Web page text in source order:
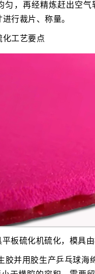
匀，再经精炼赶出空
行裁片、称量。
化工艺要点
板硫化机硫化，模具
胶并用胶生产乒乓球